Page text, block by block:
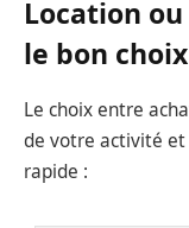
Location
le bon
Le choix entre
de votre activité et
rapide :